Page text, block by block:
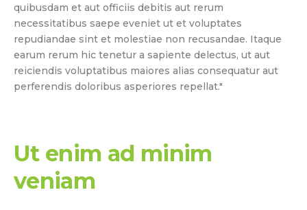
quibusdam et aut officiis debitis aut rerum
necessitatibus saepe eveniet ut et voluptates
repudiandae sint et molestiae non recusandae. Itaque
earum rerum hic tenetur a sapiente delectus, ut aut
reiciendis voluptatibus maiores alias consequatur aut
perferendis doloribus asperiores repellat."
Ut enim ad minim
veniam